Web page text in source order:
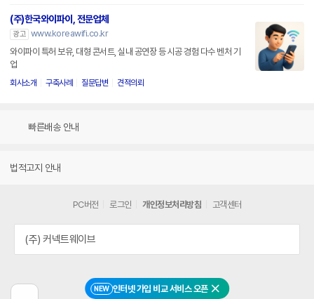
NEW 인터넷 가입 비교 서비스 오픈 닫기
(주)한국와이파이, 전문업체
광고 www.koreawifi.co.kr
와이파이 특허 보유, 대형 콘서트, 실내 공연장 등 시공 경험 다수 벤처 기
업
회사소개 구축사례 질문답변 견적의뢰
빠른배송 안내
법적고지 안내
PC버전 로그인 개인정보처리방침 고객센터
(주) 커넥트웨이브